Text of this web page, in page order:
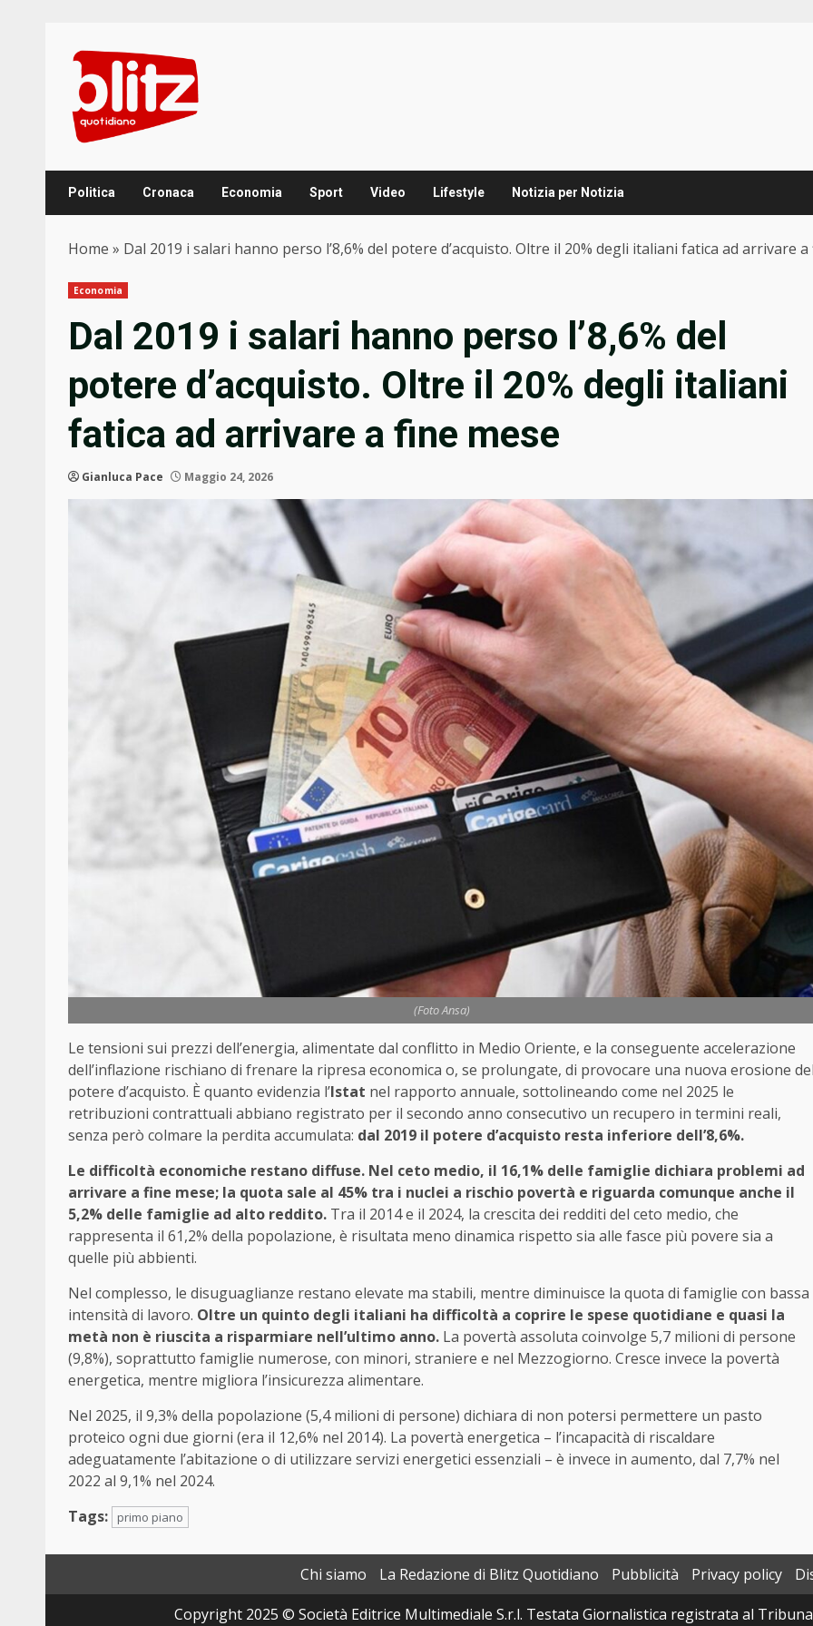
content
Politica Cronaca Economia Sport Video Lifestyle Notizia per Notizia
Home » Dal 2019 i salari hanno perso l’8,6% del potere d’acquisto. Oltre il 20% degli italiani fatica ad arrivare
Economia
Dal 2019 i salari hanno perso l’8,6% del
potere d’acquisto. Oltre il 20% degli italiani
fatica ad arrivare a fine mese
Gianluca Pace Maggio 24, 2026
(Foto Ansa)
Le tensioni sui prezzi dell’energia, alimentate dal conflitto in Medio Oriente, e la conseguente accelerazione
dell’inflazione rischiano di frenare la ripresa economica o, se prolungate, di provocare una nuova erosione
potere d’acquisto. È quanto evidenzia l’Istat nel rapporto annuale, sottolineando come nel 2025 le
retribuzioni contrattuali abbiano registrato per il secondo anno consecutivo un recupero in termini reali,
senza però colmare la perdita accumulata: dal 2019 il potere d’acquisto resta inferiore dell’8,6%.
Le difficoltà economiche restano diffuse. Nel ceto medio, il 16,1% delle famiglie dichiara problemi ad
arrivare a fine mese; la quota sale al 45% tra i nuclei a rischio povertà e riguarda comunque anche il
5,2% delle famiglie ad alto reddito. Tra il 2014 e il 2024, la crescita dei redditi del ceto medio, che
rappresenta il 61,2% della popolazione, è risultata meno dinamica rispetto sia alle fasce più povere sia a
quelle più abbienti.
Nel complesso, le disuguaglianze restano elevate ma stabili, mentre diminuisce la quota di famiglie con bassa
intensità di lavoro. Oltre un quinto degli italiani ha difficoltà a coprire le spese quotidiane e quasi la
metà non è riuscita a risparmiare nell’ultimo anno. La povertà assoluta coinvolge 5,7 milioni di persone
(9,8%), soprattutto famiglie numerose, con minori, straniere e nel Mezzogiorno. Cresce invece la povertà
energetica, mentre migliora l’insicurezza alimentare.
Nel 2025, il 9,3% della popolazione (5,4 milioni di persone) dichiara di non potersi permettere un pasto
proteico ogni due giorni (era il 12,6% nel 2014). La povertà energetica – l’incapacità di riscaldare
adeguatamente l’abitazione o di utilizzare servizi energetici essenziali – è invece in aumento, dal 7,7% nel
2022 al 9,1% nel 2024.
Tags:
primo piano
Chi siamo La Redazione di Blitz Quotidiano Pubblicità Privacy policy
Copyright 2025 © Società Editrice Multimediale S.r.l. Testata Giornalistica registrata al